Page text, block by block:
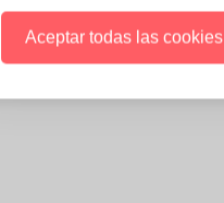
Aceptar todas las cookies